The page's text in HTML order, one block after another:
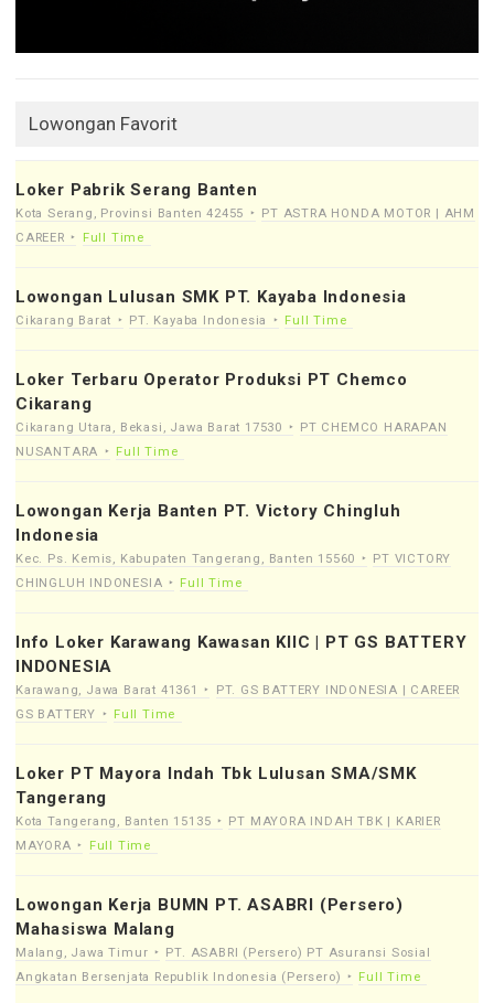
Lowongan Favorit
Loker Pabrik Serang Banten
Kota Serang, Provinsi Banten 42455
PT ASTRA HONDA MOTOR | AHM
CAREER
Full Time
Lowongan Lulusan SMK PT. Kayaba Indonesia
Cikarang Barat PT. Kayaba Indonesia Full Time
Loker Terbaru Operator Produksi PT Chemco
Cikarang
Cikarang Utara, Bekasi, Jawa Barat 17530
PT CHEMCO HARAPAN
NUSANTARA
Full Time
Lowongan Kerja Banten PT. Victory Chingluh
Indonesia
Kec. Ps. Kemis, Kabupaten Tangerang, Banten 15560
PT VICTORY
CHINGLUH INDONESIA
Full Time
Info Loker Karawang Kawasan KIIC | PT GS BATTERY
INDONESIA
Karawang, Jawa Barat 41361
PT. GS BATTERY INDONESIA | CAREER
GS BATTERY
Full Time
Loker PT Mayora Indah Tbk Lulusan SMA/SMK
Tangerang
Kota Tangerang, Banten 15135
PT MAYORA INDAH TBK | KARIER
MAYORA
Full Time
Lowongan Kerja BUMN PT. ASABRI (Persero)
Mahasiswa Malang
Malang, Jawa Timur
PT. ASABRI (Persero) PT Asuransi Sosial
Angkatan Bersenjata Republik Indonesia (Persero)
Full Time